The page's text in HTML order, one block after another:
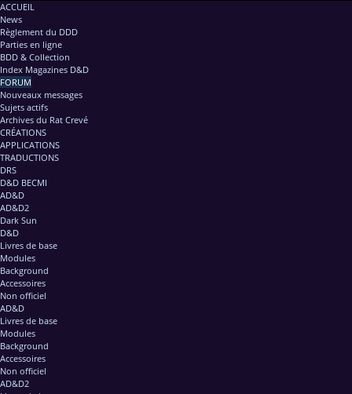
ACCUEIL
News
Règlement du DDD
Parties en ligne
BDD & Collection
Index Magazines D&D
FORUM
Nouveaux messages
Sujets actifs
Archives du Rat Crevé
CRÉATIONS
APPLICATIONS
TRADUCTIONS
DRS
D&D BECMI
AD&D
AD&D2
Dark Sun
D&D
Livres de base
Modules
Background
Accessoires
Non officiel
AD&D
Livres de base
Modules
Background
Accessoires
Non officiel
AD&D2